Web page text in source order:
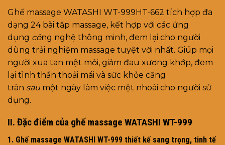
Ghế massage WATASHI WT-999HT-662 tích hợp đa
dạng 24 bài tập massage, kết hợp với các ứng
dụng công nghệ thông minh, đem lại cho người
dùng trải nghiệm massage tuyệt vời nhất. Giúp mọi
người xua tan mệt mỏi, giảm đau xương khớp, đem
lại tình thần thoải mái và sức khỏe căng
tràn sau một ngày làm việc mệt nhoài cho người sử
dụng.
II. Đặc điểm của ghế massage WATASHI WT-999
1. Ghế massage WATASHI WT-999 thiết kế sang trọng, tinh tế